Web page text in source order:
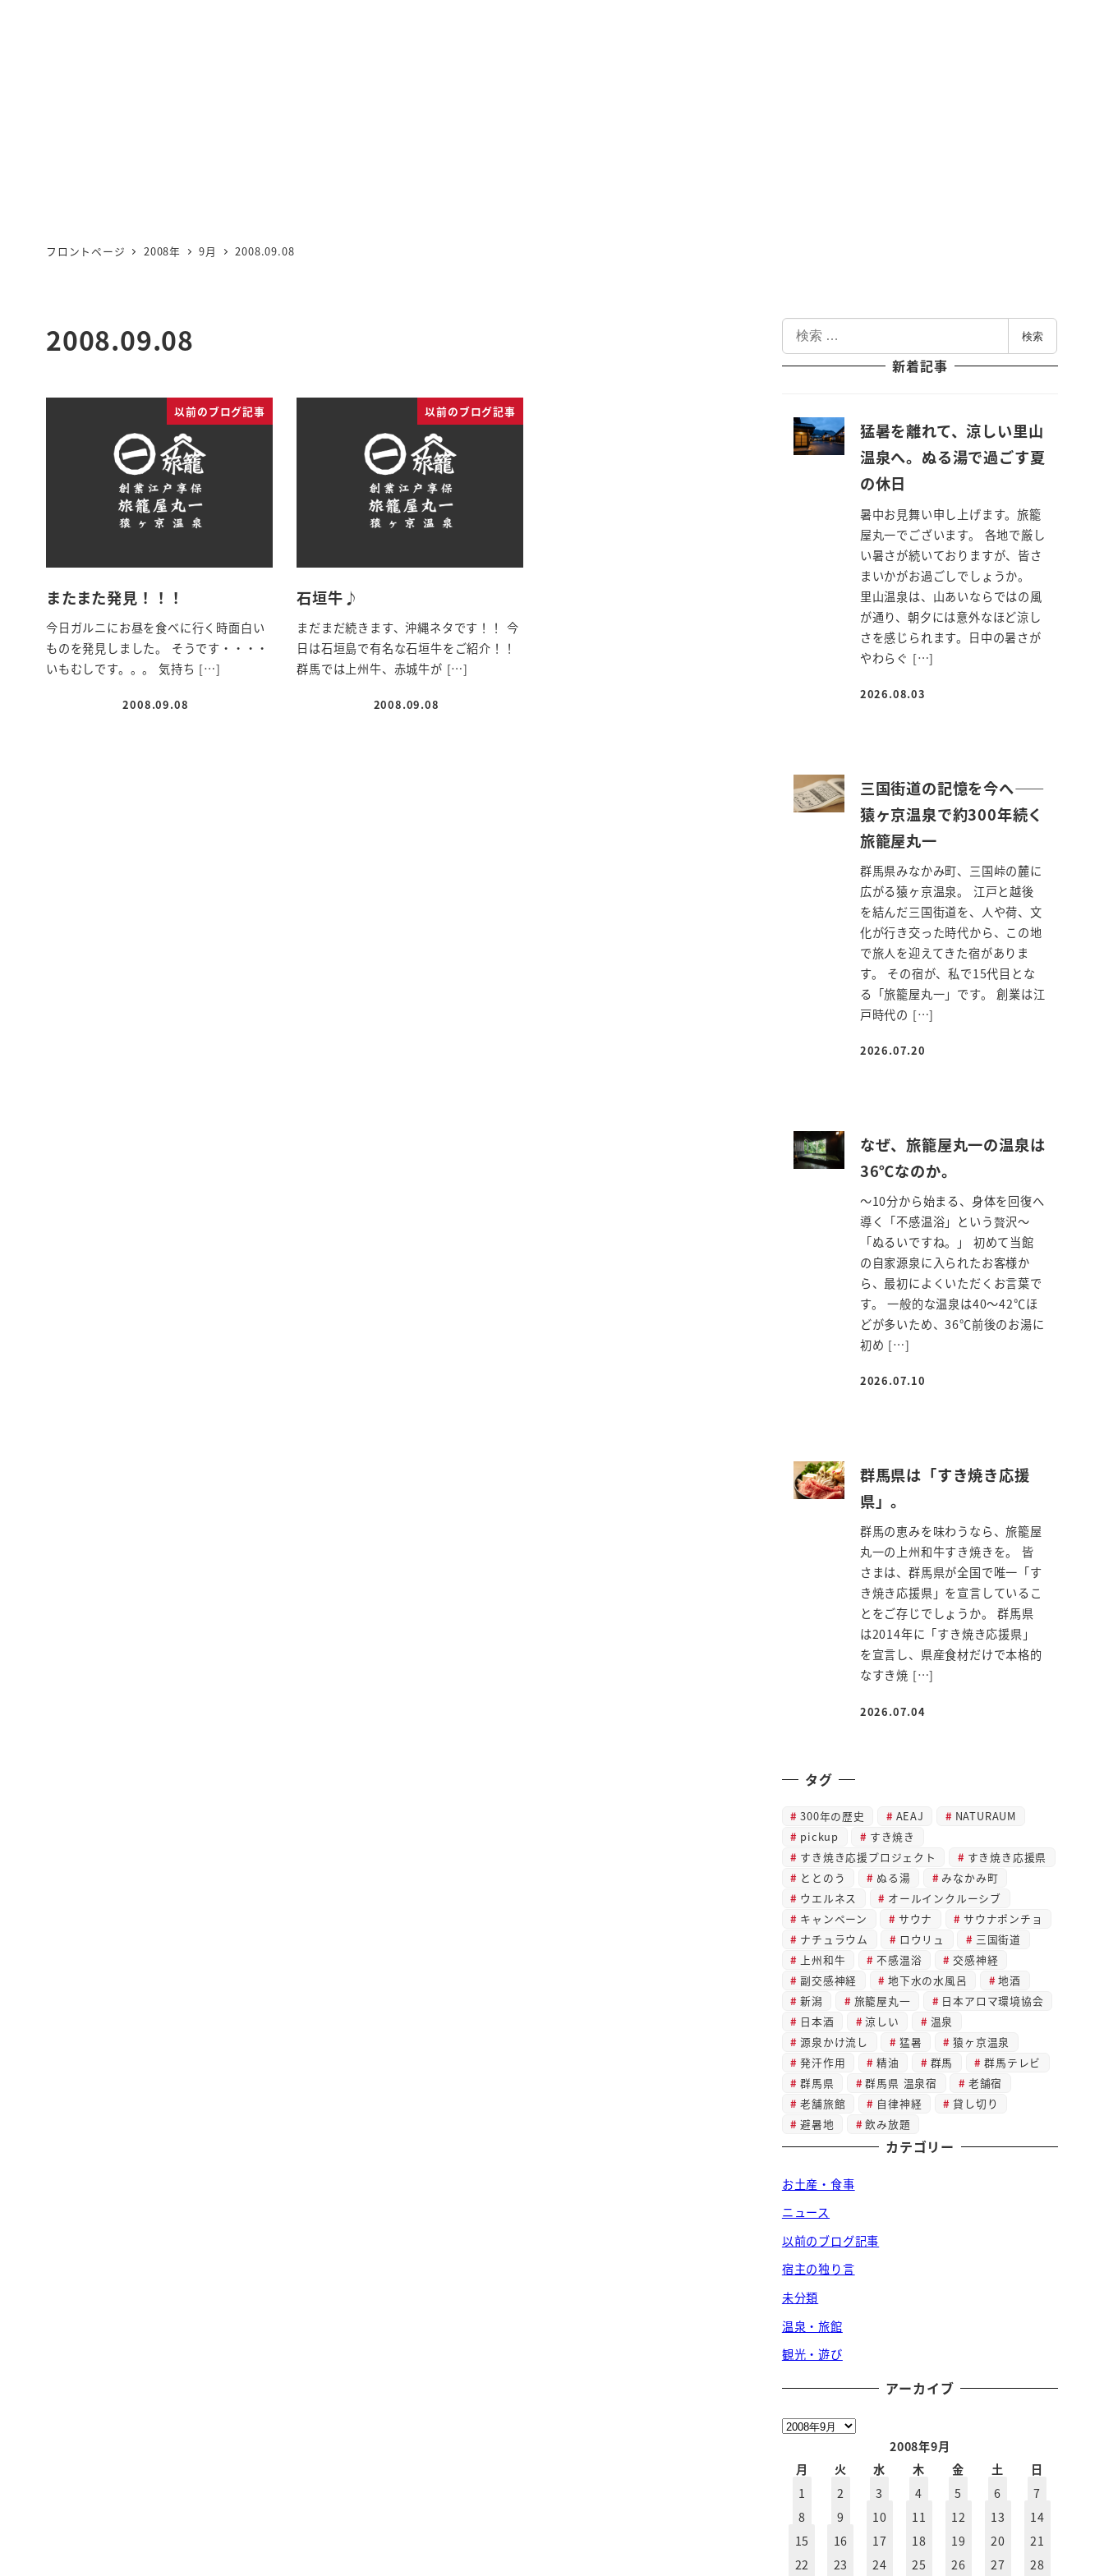
フロントページ 2008年 9月 2008.09.08
2008.09.08
以前のブログ記事
またまた発見！！！
今日ガルニにお昼を食べに行く時面白い
ものを発見しました。 そうです・・・・
いもむしです。。。 気持ち […]
投稿日
2008.09.08
以前のブログ記事
石垣牛♪
まだまだ続きます、沖縄ネタです！！ 今
日は石垣島で有名な石垣牛をご紹介！！
群馬では上州牛、赤城牛が […]
投稿日
2008.09.08
索
検索
新着記事
猛暑を離れて、涼しい里山
温泉へ。ぬる湯で過ごす夏
の休日
暑中お見舞い申し上げます。旅籠
屋丸一でございます。 各地で厳し
い暑さが続いておりますが、皆さ
まいかがお過ごしでしょうか。
里山温泉は、山あいならではの風
が通り、朝夕には意外なほど涼し
さを感じられます。日中の暑さが
やわらぐ […]
投稿日
2026.08.03
三国街道の記憶を今へ――
猿ヶ京温泉で約300年続く
旅籠屋丸一
群馬県みなかみ町、三国峠の麓に
広がる猿ヶ京温泉。 江戸と越後
を結んだ三国街道を、人や荷、文
化が行き交った時代から、この地
で旅人を迎えてきた宿がありま
す。 その宿が、私で15代目とな
る「旅籠屋丸一」です。 創業は江
戸時代の […]
投稿日
2026.07.20
なぜ、旅籠屋丸一の温泉は
36℃なのか。
～10分から始まる、身体を回復へ
導く「不感温浴」という贅沢～
「ぬるいですね。」 初めて当館
の自家源泉に入られたお客様か
ら、最初によくいただくお言葉で
す。 一般的な温泉は40～42℃ほ
どが多いため、36℃前後のお湯に
初め […]
投稿日
2026.07.10
群馬県は「すき焼き応援
県」。
群馬の恵みを味わうなら、旅籠屋
丸一の上州和牛すき焼きを。 皆
さまは、群馬県が全国で唯一「す
き焼き応援県」を宣言しているこ
とをご存じでしょうか。 群馬県
は2014年に「すき焼き応援県」
を宣言し、県産食材だけで本格的
なすき焼 […]
投稿日
2026.07.04
タグ
300年の歴史 AEAJ
NATURAUM
pickup
すき焼き
すき焼き応援プロジェクト
すき焼き応援県
ととのう
ぬる湯
みなかみ町
ウエルネス
オールインクルーシブ
キャンペーン
サウナ
サウナポンチョ
ナチュラウム
ロウリュ
三国街道
上州和牛
不感温浴
交感神経
副交感神経
地下水の水風呂
地酒
新潟
旅籠屋丸一
日本アロマ環境協会
日本酒
涼しい
温泉
源泉かけ流し
猛暑
猿ヶ京温泉
発汗作用
精油 群馬
群馬テレビ
群馬県
群馬県 温泉宿
老舗宿
老舗旅館
自律神経
貸し切り
避暑地
飲み放題
カテゴリー
お土産・食事
ニュース
以前のブログ記事
宿主の独り言
未分類
温泉・旅館
観光・遊び
アーカイブ
ア
2008年9月
月
火 水 木 金 土
日
1
2 3 4 5 6
7
8
9 10 11 12 13
14
15
16 17 18 19 20
21
22
23 24 25 26 27 28